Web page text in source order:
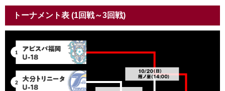
トーナメント表 (1回戦～3回戦)